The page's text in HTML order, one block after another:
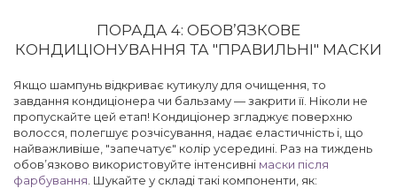
ПОРАДА 4: ОБОВ’ЯЗКОВЕ
КОНДИЦІОНУВАННЯ ТА "ПРАВИЛЬНІ" МАСКИ
Якщо шампунь відкриває кутикулу для очищення, то
завдання кондиціонера чи бальзаму — закрити її. Ніколи не
пропускайте цей етап! Кондиціонер згладжує поверхню
волосся, полегшує розчісування, надає еластичність і, що
найважливіше, "запечатує" колір усередині. Раз на тиждень
обов’язково використовуйте інтенсивні маски після
фарбування . Шукайте у складі такі компоненти, як: